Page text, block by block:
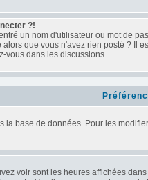
?!
un nom d'utilisateur ou mot de
que vous n'avez rien posté ?
vous dans les discussions.
la base de données. Pour les
voir sont les heures affichées